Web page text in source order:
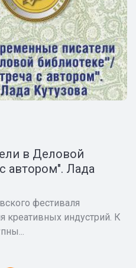
в Деловой
автором". Лада
фестиваля
креативных индустрий. К